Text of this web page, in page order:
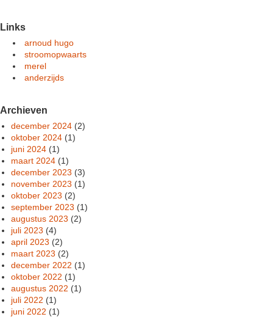
Links
arnoud hugo
stroomopwaarts
merel
anderzijds
Archieven
december 2024 (2)
oktober 2024 (1)
juni 2024 (1)
maart 2024 (1)
december 2023 (3)
november 2023 (1)
oktober 2023 (2)
september 2023 (1)
augustus 2023 (2)
juli 2023 (4)
april 2023 (2)
maart 2023 (2)
december 2022 (1)
oktober 2022 (1)
augustus 2022 (1)
juli 2022 (1)
juni 2022 (1)